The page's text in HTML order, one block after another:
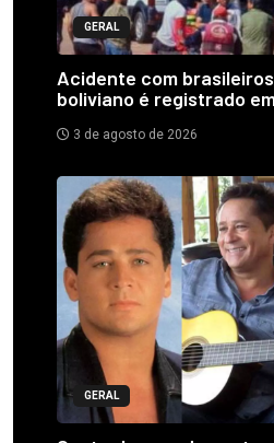
GERAL
Acidente com
boliviano é registrado
3 de agosto de 2026
GERAL